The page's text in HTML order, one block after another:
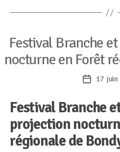
Festival Branche
nocturne en Forêt
Date
l’article
17
Festival Branche
projection
régionale de